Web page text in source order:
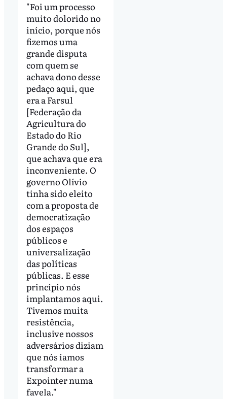
"Foi um processo
muito dolorido no
início, porque nós
fizemos uma
grande disputa
com quem se
achava dono desse
pedaço aqui, que
era a Farsul
[Federação da
Agricultura do
Estado do Rio
Grande do Sul],
que achava que era
inconveniente. O
governo Olívio
tinha sido eleito
com a proposta de
democratização
dos espaços
públicos e
universalização
das políticas
públicas. E esse
princípio nós
implantamos aqui.
Tivemos muita
resistência,
inclusive nossos
adversários diziam
que nós íamos
transformar a
Expointer numa
favela."